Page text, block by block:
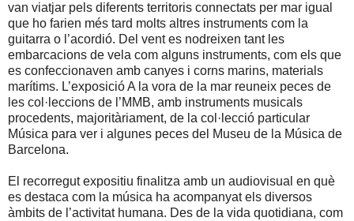
van viatjar pels diferents territoris connectats per mar igual
que ho farien més tard molts altres instruments com la
guitarra o l’acordió. Del vent es nodreixen tant les
embarcacions de vela com alguns instruments, com els que
es confeccionaven amb canyes i corns marins, materials
marítims. L’exposició A la vora de la mar reuneix peces de
les col·leccions de l’MMB, amb instruments musicals
procedents, majoritàriament, de la col·lecció particular
Música para ver i algunes peces del Museu de la Música de
Barcelona.
El recorregut expositiu finalitza amb un audiovisual en què
es destaca com la música ha acompanyat els diversos
àmbits de l’activitat humana. Des de la vida quotidiana, com